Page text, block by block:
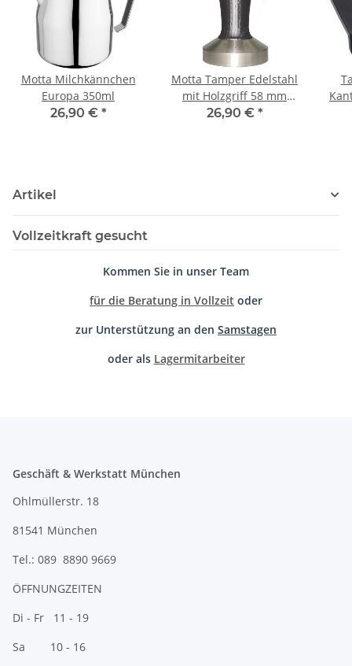
Motta Milchkännchen
Europa 350ml
26,90 € *
Motta Tamper Edelstahl
mit Holzgriff 58 mm
schwarz flat
26,90 € *
Artikel
Vollzeitkraft gesucht
Kommen Sie in unser Team
für die Beratung in Vollzeit oder
zur Unterstützung an den Samstagen
oder als Lagermitarbeiter
Geschäft & Werkstatt München
Ohlmüllerstr. 18
81541 München
Tel.: 089 8890 9669
ÖFFNUNGZEITEN
Di - Fr 11 - 19
Sa 10 - 16